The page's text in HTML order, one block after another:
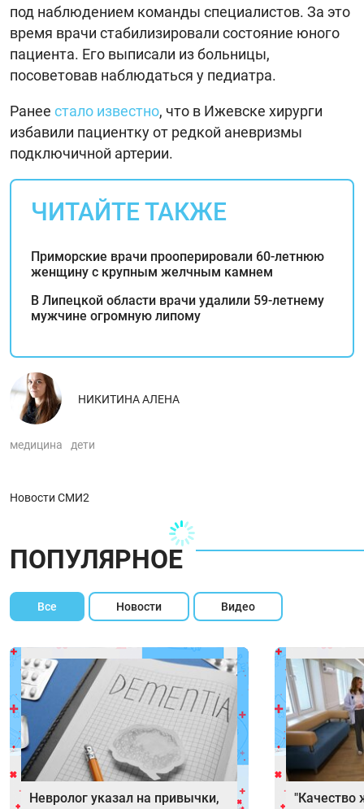
под наблюдением команды специалистов. За это
время врачи стабилизировали состояние юного
пациента. Его выписали из больницы,
посоветовав наблюдаться у педиатра.
Ранее стало известно, что в Ижевске хирурги
избавили пациентку от редкой аневризмы
подключичной артерии.
ЧИТАЙТЕ ТАКЖЕ
Приморские врачи прооперировали 60-летнюю
женщину с крупным желчным камнем
В Липецкой области врачи удалили 59-летнему
мужчине огромную липому
НИКИТИНА АЛЕНА
медицина дети
Новости СМИ2
ПОПУЛЯРНОЕ
Все Новости Видео
Невролог указал на привычки,
"Качество